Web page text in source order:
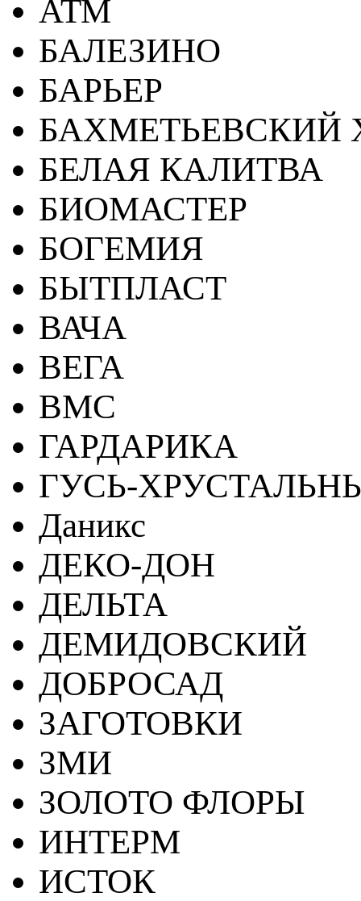
АТМ
БАЛЕЗИНО
БАРЬЕР
БАХМЕТЬЕВСКИЙ
БЕЛАЯ КАЛИТВА
БИОМАСТЕР
БОГЕМИЯ
БЫТПЛАСТ
ВАЧА
ВЕГА
ВМС
ГАРДАРИКА
ГУСЬ-
Даникс
ДЕКО-ДОН
ДЕЛЬТА
ДЕМИДОВСКИЙ
ДОБРОСАД
ЗАГОТОВКИ
ЗМИ
ЗОЛОТО ФЛОРЫ
ИНТЕРМ
ИСТОК